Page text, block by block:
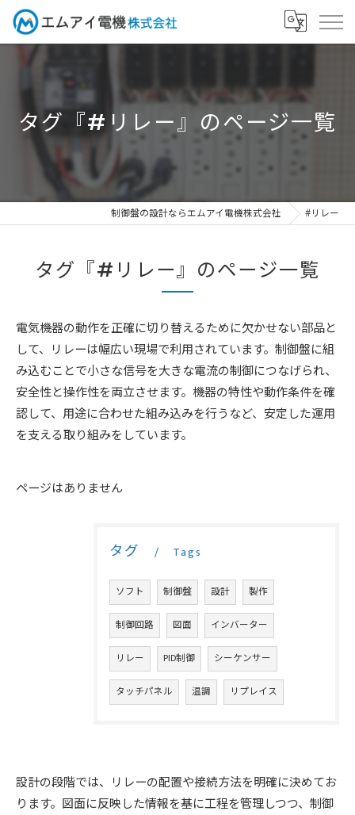
タグ『#リレー』のページ一覧
制御盤の設計ならエムアイ電機株式会社 #リレー
タグ『#リレー』のページ一覧
電気機器の動作を正確に切り替えるために欠かせない部品と
して、リレーは幅広い現場で利用されています。制御盤に組
み込むことで小さな信号を大きな電流の制御につなげられ、
安全性と操作性を両立させます。機器の特性や動作条件を確
認して、用途に合わせた組み込みを行うなど、安定した運用
を支える取り組みをしています。
ページはありません
タグ Tags
ソフト 制御盤 設計 製作
制御回路 図面 インバーター
リレー PID制御 シーケンサー
タッチパネル 温調 リプレイス
設計の段階では、リレーの配置や接続方法を明確に決めてお
ります。図面に反映した情報を基に工程を管理しつつ、制御